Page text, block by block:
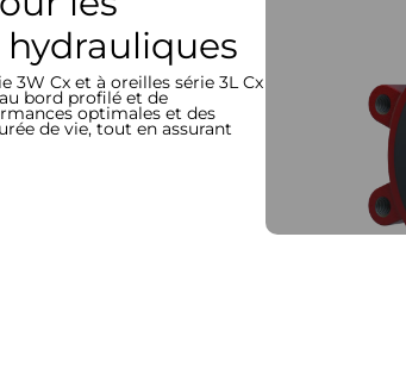
3W Cx et à oreilles série 3L Cx
bord profilé et de
optimales et des
de vie, tout en assurant